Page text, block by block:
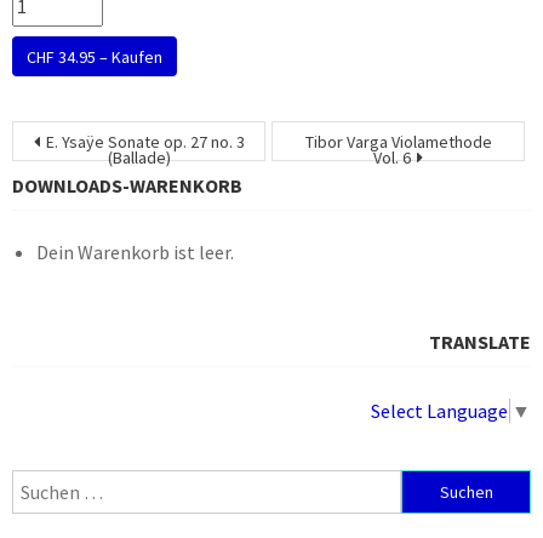
CHF 34.95 – Kaufen
Beitragsnavigation
E. Ysaÿe Sonate op. 27 no. 3
(Ballade)
Tibor Varga Violamethode
Vol. 6
DOWNLOADS-WARENKORB
Dein Warenkorb ist leer.
TRANSLATE
Select Language ▼
Suchen
nach: